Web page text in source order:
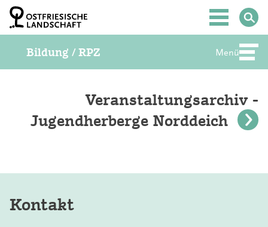
a
e
Hauptmenü
Bildung / RPZ Menü
Veranstaltungsarchiv -
Jugendherberge Norddeich
Kontakt